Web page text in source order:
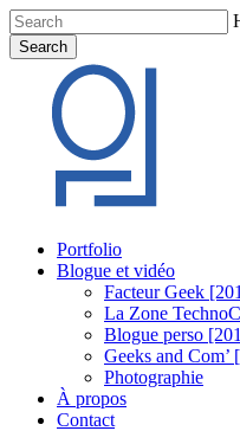
Skip
to
main
content
Search
Search
Menu
Portfolio
Blogue et vidéo
Facteur Geek
La Zone
Blogue perso
Geeks and Com’
Photographie
À propos
Contact